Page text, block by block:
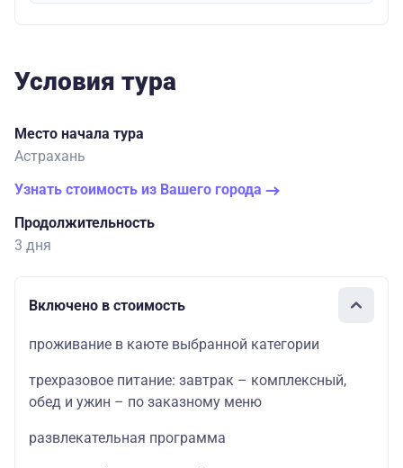
Условия тура
Место начала тура
Астрахань
Узнать стоимость из Вашего города
Продолжительность
3 дня
Включено в стоимость
проживание в каюте выбранной категории
трехразовое питание: завтрак – комплексный,
обед и ужин – по заказному меню
развлекательная программа